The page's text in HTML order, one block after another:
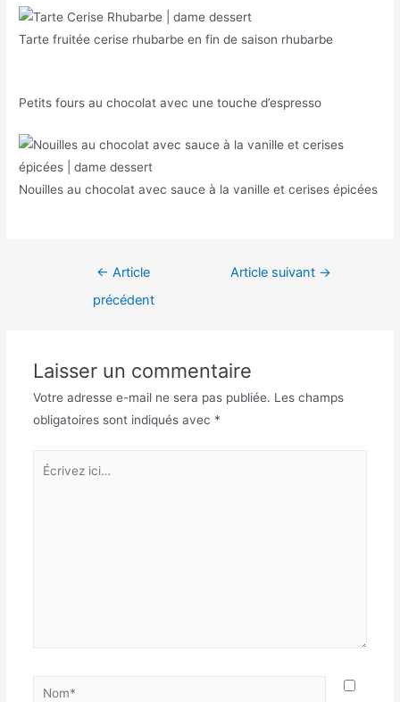
Tarte fruitée cerise rhubarbe en fin de saison rhubarbe
Petits fours au chocolat avec une touche d’espresso
Nouilles au chocolat avec sauce à la vanille et cerises épicées
Navigation← Article
précédent
Article suivant →
Laisser un commentaire
Votre adresse e-mail ne sera pas publiée. Les champs
obligatoires sont indiqués avec *
Écrivez
Nom*